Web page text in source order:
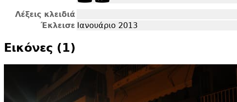
Λέξεις κλειδιά
Έκλεισε Ιανουάριο 2013
Εικόνες (1)